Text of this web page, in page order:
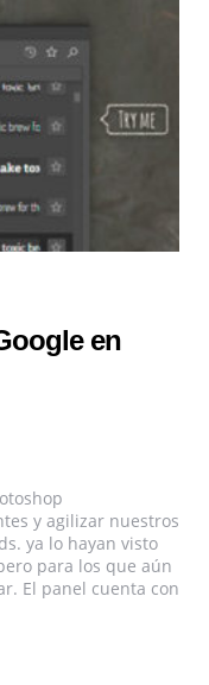
en
y agilizar nuestros
ya lo hayan visto
para los que aún
El panel cuenta con